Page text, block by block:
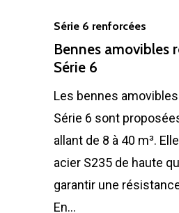
Série 6 renforcées
Bennes amovibles
Série 6
Les bennes
Série 6 sont
allant de 8 à 40 m³.
acier S235 de haute
garantir une
En…